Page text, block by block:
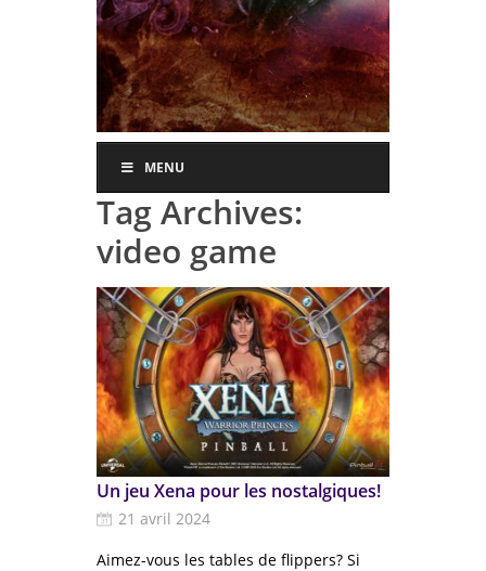
MENU
Tag Archives:
video game
Un jeu Xena pour les nostalgiques!
21 avril 2024
Aimez-vous les tables de flippers? Si